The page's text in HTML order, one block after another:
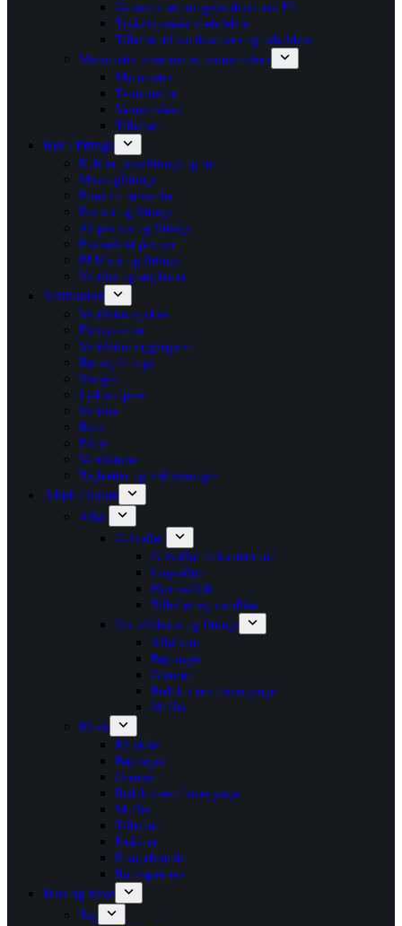
Gennemstrømningsvandvarmere EL
Trykekspansionsbeholdere
Tilbehør til vandvarmere og beholdere
Manometre,termometre, varmemålere
Manometre
Termometre
Varmemålere
Tilbehør
Rør / fittings
Kobber pressfittings og rør
Messingfittings
Primofit rørsamler
Pex rør og fittings
Alupex rør og fittings
Præisoleret pex rør
PEM rør og fittings
Ventiler og stophaner
Ventilation
Ventilationspakke
Flexsystemer
Ventilationsaggregater
Rør og fittings
Slanger
Lyddæmpere
Ventiler
Riste
Filtre
Ventilatorer
Taghætter og inddækninger
Afløb / kloak
Afløb
Gulvafløb
Gulvafløb firkantet/rund
Linjeafløb
Hjørneafløb
Tilbehør og vandlåse
Grå afløbsrør og fittings
Afløbsrør
Bøjninger
Grenrør
Reduktioner / overgange
Muffer
Kloak
Kloakrør
Bøjninger
Grenrør
Reduktioner / overgange
Muffer
Tilbehør
Faskiner
Pumpebrønde
Rottespærrere
Hus og have
Tag